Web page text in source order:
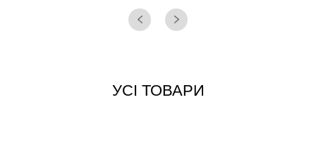
УСІ ТОВАРИ